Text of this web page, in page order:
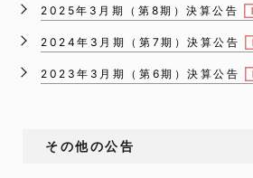
2025年3月期（第8期）決算公告
2024年3月期（第7期）決算公告
2023年3月期（第6期）決算公告
その他の公告